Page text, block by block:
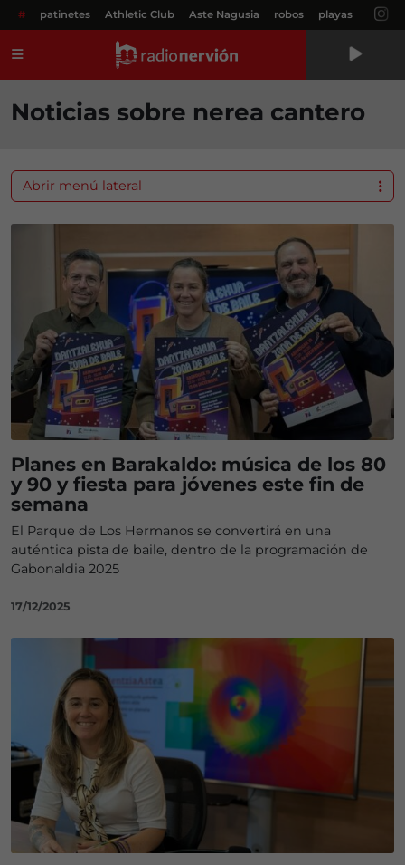
# patinetes Athletic Club Aste Nagusia robos playas
Noticias sobre nerea cantero
Planes en Barakaldo: música de los 80
y 90 y fiesta para jóvenes este fin de
semana
El Parque de Los Hermanos se convertirá en una
auténtica pista de baile, dentro de la programación de
Gabonaldia 2025
17/12/2025
Abrir menú lateral